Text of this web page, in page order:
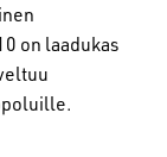
on laadukas